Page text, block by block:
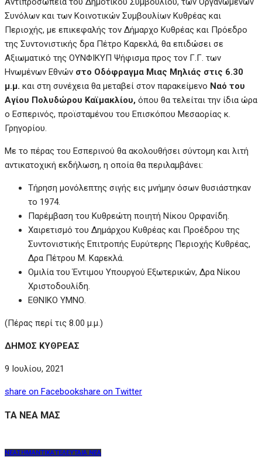
Συνόλων και των Κοινοτικών Συμβουλίων Κυθρέας και
Περιοχής, με επικεφαλής τον Δήμαρχο Κυθρέας και Πρόεδρο
της Συντονιστικής δρα Πέτρο Καρεκλά, θα επιδώσει σε
Αξιωματικό της ΟΥΝΦΙΚΥΠ Ψήφισμα προς τον Γ.Γ. των
Ηνωμένων Εθνών στο Οδόφραγμα Μιας Μηλιάς στις 6.30
μ.μ. και στη συνέχεια θα μεταβεί στον παρακείμενο Ναό του
Αγίου Πολυδώρου Καϊμακλίου, όπου θα τελείται την ίδια ώρα
ο Εσπερινός, προϊσταμένου του Επισκόπου Μεσαορίας κ.
Γρηγορίου.
Με το πέρας του Εσπερινού θα ακολουθήσει σύντομη και λιτή
αντικατοχική εκδήλωση, η οποία θα περιλαμβάνει:
Τήρηση μονόλεπτης σιγής εις μνήμην όσων θυσιάστηκαν
το 1974.
Παρέμβαση του Κυθρεώτη ποιητή Νίκου Ορφανίδη.
Χαιρετισμό του Δημάρχου Κυθρέας και Προέδρου της
Συντονιστικής Επιτροπής Ευρύτερης Περιοχής Κυθρέας,
Δρα Πέτρου Μ. Καρεκλά.
Ομιλία του Έντιμου Υπουργού Εξωτερικών, Δρα Νίκου
Χριστοδουλίδη.
ΕΘΝΙΚΟ ΥΜΝΟ.
(Πέρας περί τις 8.00 μ.μ.)
ΔΗΜΟΣ ΚΥΘΡΕΑΣ
9 Ιουλίου, 2021
share on Facebookshare on Twitter
ΤΑ ΝΕΑ ΜΑΣ
ΝΕΑΣΗΜΑΝΤΙΚΑΤΕΛΕΥΤΑΙΑ ΝΕΑ